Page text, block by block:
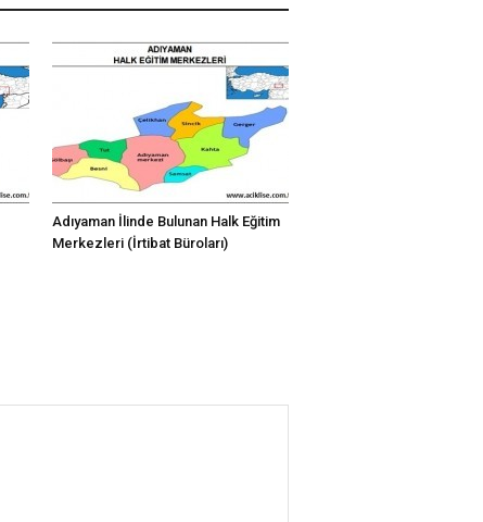
Adıyaman İlinde Bulunan Halk Eğitim
Merkezleri (İrtibat Büroları)